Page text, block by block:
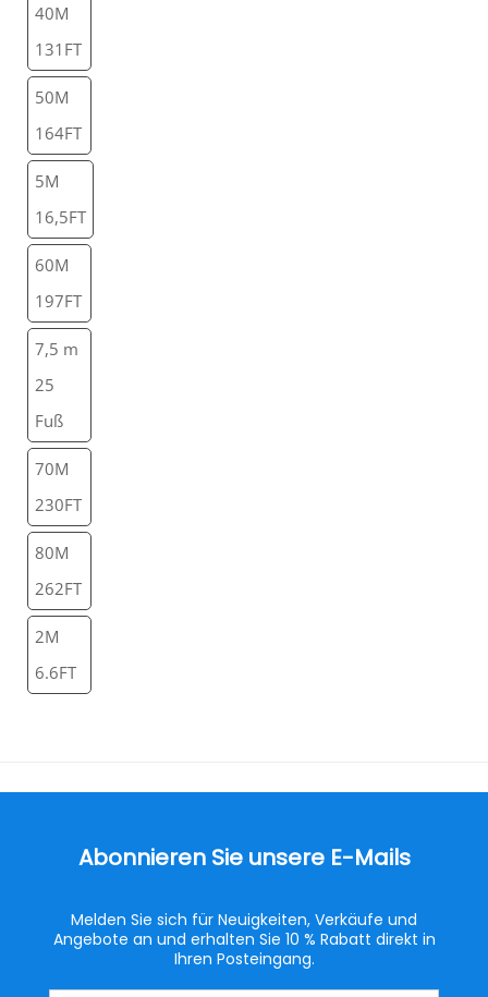
40M
131FT
50M
164FT
5M
16,5FT
60M
197FT
7,5 m
25
Fuß
70M
230FT
80M
262FT
2M
6.6FT
Abonnieren Sie unsere E-Mails
Melden Sie sich für Neuigkeiten, Verkäufe und
Angebote an und erhalten Sie 10 % Rabatt direkt in
Ihren Posteingang.